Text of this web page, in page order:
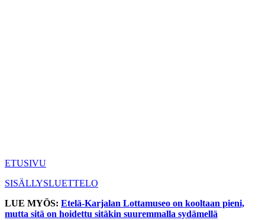
ETUSIVU
SISÄLLYSLUETTELO
LUE MYÖS: Etelä-Karjalan Lottamuseo on kooltaan pieni,
mutta sitä on hoidettu sitäkin suuremmalla sydämellä